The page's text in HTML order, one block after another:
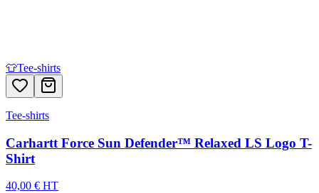
👕Tee-shirts
Tee-shirts
Carhartt Force Sun Defender™ Relaxed LS Logo T-
Shirt
40,00 € HT